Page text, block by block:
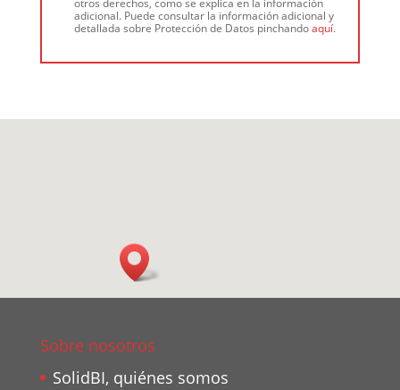
otros derechos, como se explica en la información
adicional. Puede consultar la información adicional y
detallada sobre Protección de Datos pinchandoaquí.
Sobre nosotros
SolidBI, quiénes somos